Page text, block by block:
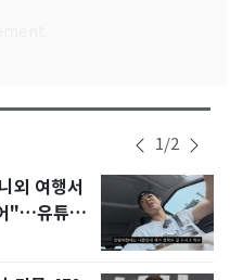
1/2
외 여행서
"…유튜브